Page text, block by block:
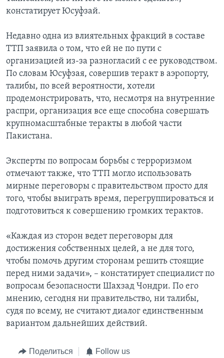
констатирует Юсуфзай.
Недавно одна из влиятельных фракций в составе
ТТП заявила о том, что ей не по пути с
организацией из-за разногласий с ее руководством.
По словам Юсуфзая, совершив теракт в аэропорту,
талибы, по всей вероятности, хотели
продемонстрировать, что, несмотря на внутренние
распри, организация все еще способна совершать
крупномасштабные теракты в любой части
Пакистана.
Эксперты по вопросам борьбы с терроризмом
отмечают также, что ТТП могло использовать
мирные переговоры с правительством просто для
того, чтобы выиграть время, перегруппироваться и
подготовиться к совершению громких терактов.
«Каждая из сторон ведет переговоры для
достижения собственных целей, а не для того,
чтобы помочь другим сторонам решить стоящие
перед ними задачи», – констатирует специалист по
вопросам безопасности Шахзад Чондри. По его
мнению, сегодня ни правительство, ни талибы,
судя по всему, не считают диалог единственным
вариантом дальнейших действий.
Поделиться Follow us